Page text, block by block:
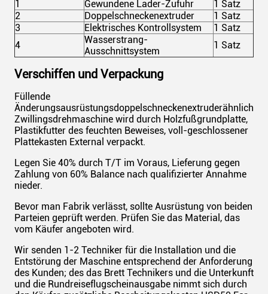
1 Gewundene Lader-Zufuhr
1 Satz
2
Doppelschneckenextruder
1 Satz
3
Elektrisches Kontrollsystem
1 Satz
4
Wasserstrang-
Ausschnittsystem
1 Satz
Verschiffen und Verpackung
Füllende
Zwillingsdrehmaschine wird durch Holzfußgrundplatte,
Plastikfutter des feuchten Beweises, voll-geschlossener
Plattekasten External verpackt.
Legen Sie 40% durch T/T im Voraus, Lieferung gegen
Zahlung von 60% Balance nach qualifizierter Annahme
nieder.
Bevor man Fabrik verlässt, sollte Ausrüstung von beiden
Parteien geprüft werden. Prüfen Sie das Material, das
vom Käufer angeboten wird.
Wir senden 1-2 Techniker für die Installation und die
Entstörung der Maschine entsprechend der Anforderung
des Kunden; des das Brett Technikers und die Unterkunft
und die Rundreiseflugscheinausgabe nimmt sich durch